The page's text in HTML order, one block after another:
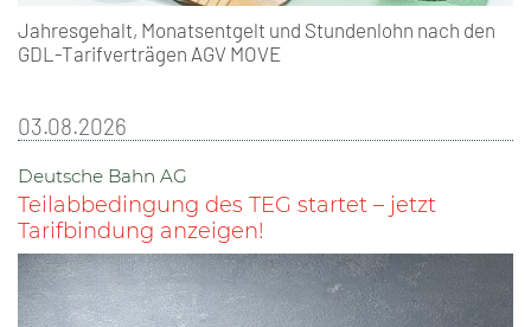
Jahresgehalt, Monatsentgelt und Stundenlohn nach den
GDL-Tarifverträgen AGV MOVE
03.08.2026
Deutsche Bahn AG
Teilabbedingung des TEG startet – jetzt
Tarifbindung anzeigen!